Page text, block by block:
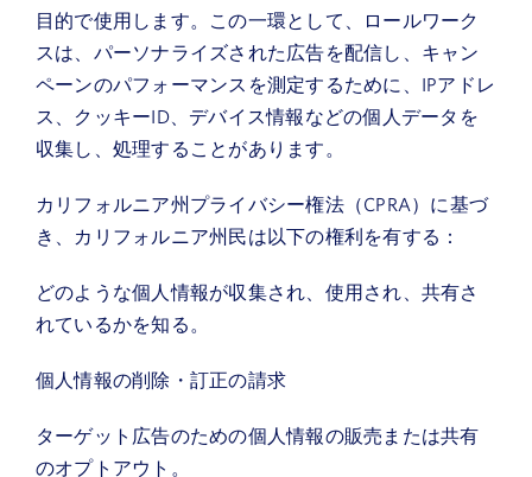
目的で使用します。この一環として、ロールワーク
スは、パーソナライズされた広告を配信し、キャン
ペーンのパフォーマンスを測定するために、IPアドレ
ス、クッキーID、デバイス情報などの個人データを
収集し、処理することがあります。
カリフォルニア州プライバシー権法（CPRA）に基づ
き、カリフォルニア州民は以下の権利を有する：
どのような個人情報が収集され、使用され、共有さ
れているかを知る。
個人情報の削除・訂正の請求
ターゲット広告のための個人情報の販売または共有
のオプトアウト。